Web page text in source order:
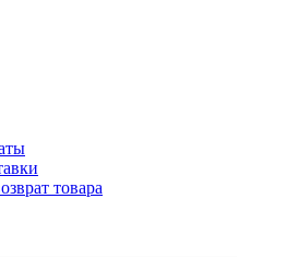
товара